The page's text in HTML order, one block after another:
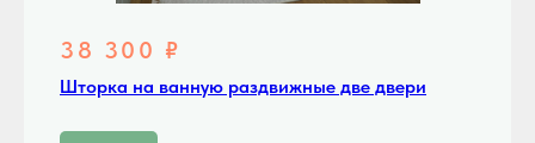
38 300 ₽
Шторка на ванную раздвижные две двери